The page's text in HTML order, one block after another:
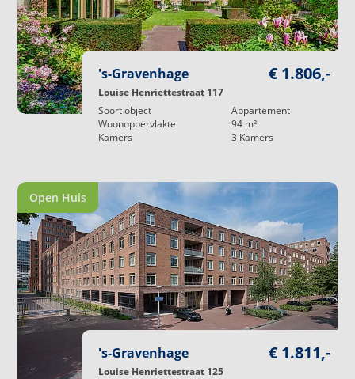
's-Gravenhage
Louise Henriettestraat 117
€ 1.806,-
Soort object
Appartement
Woonoppervlakte
94 m²
Kamers
3 Kamers
Open Huis
's-Gravenhage
Louise Henriettestraat 125
€ 1.811,-